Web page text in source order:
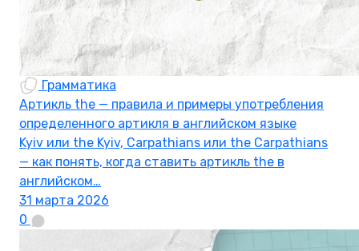
Грамматика
Артикль the — правила и примеры употребления
определенного артикля в английском языке
Kyiv или the Kyiv, Carpathians или the Carpathians
— как понять, когда ставить артикль the в
английском…
31 марта 2026
0